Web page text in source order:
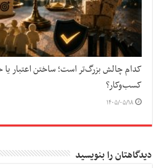
کدام چالش بزرگ‌تر است؛ ساختن اعتبار یا
کسب‌وکار؟
۱۴۰۵/۰۵/۱۸
دیدگاهتان را بنویسید